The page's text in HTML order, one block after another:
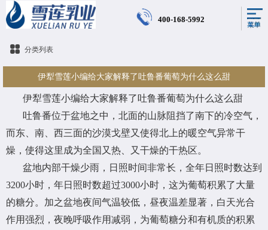
400-168-5992
分类列表
伊犁雪莲小编给大家解释了吐鲁番葡萄为什么这么甜
伊犁雪莲小编给大家解释了吐鲁番葡萄为什么这么甜
吐鲁番位于盆地之中，北面的山脉阻挡了南下的冷空气，
而东、南、西三面的沙漠戈壁又使得北上的暖空气异常干
燥，使得这里成为全国又热、又干燥的干热区。
盆地内部干燥少雨，日照时间非常长，全年日照时数达到
3200小时，年日照时数超过3000小时，这为葡萄积累了大量
的糖分。加之盆地夜间气温较低，昼夜温差显著，白天光合
作用强烈，夜晚呼吸作用减弱，为葡萄糖分和有机质的积累